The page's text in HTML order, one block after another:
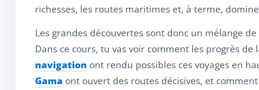
richesses, les routes maritimes et, à terme,
Les grandes découvertes sont donc un mélange
Dans ce cours, tu vas voir comment les progrès
navigation ont rendu possibles ces voyages en
Gama ont ouvert des routes décisives, et